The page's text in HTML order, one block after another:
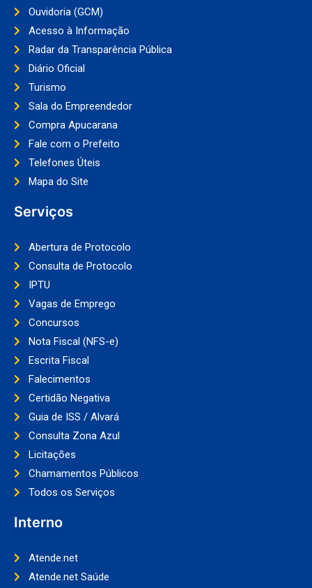
Ouvidoria (GCM)
Acesso à Informação
Radar da Transparência Pública
Diário Oficial
Turismo
Sala do Empreendedor
Compra Apucarana
Fale com o Prefeito
Telefones Úteis
Mapa do Site
Serviços
Abertura de Protocolo
Consulta de Protocolo
IPTU
Vagas de Emprego
Concursos
Nota Fiscal (NFS-e)
Escrita Fiscal
Falecimentos
Certidão Negativa
Guia de ISS / Alvará
Consulta Zona Azul
Licitações
Chamamentos Públicos
Todos os Serviços
Interno
Atende.net
Atende.net Saúde